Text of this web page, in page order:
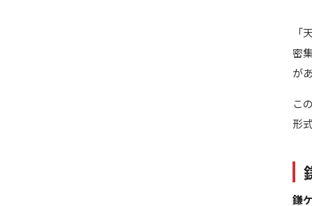
密
が
こ
形
鎌